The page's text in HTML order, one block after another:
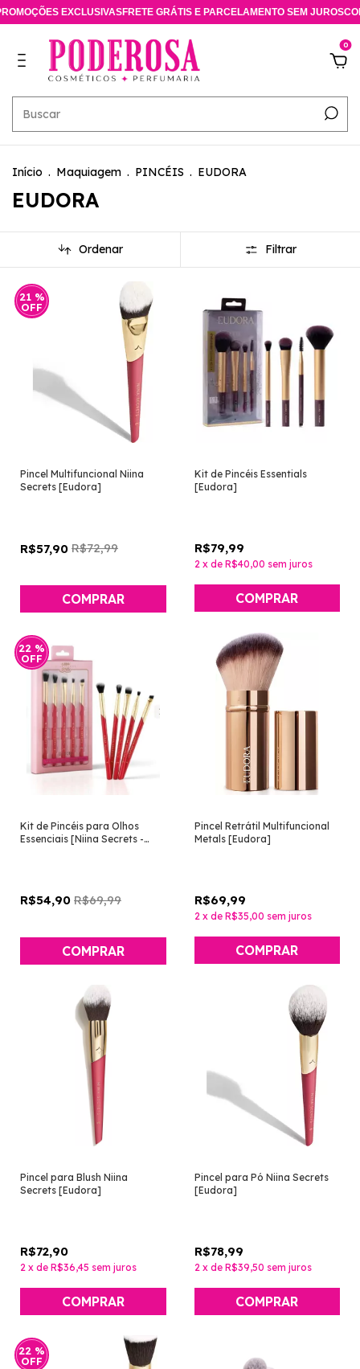
EXCLUSIVASFRETE GRÁTIS E PARCELAMENTO SEM JUROS
0
Início . Maquiagem . PINCÉIS . EUDORA
EUDORA
Ordenar Filtrar
21 %
OFF
Pincel Multifuncional Niina
Secrets [Eudora]
R$57,90 R$72,99
Kit de Pincéis Essentials
[Eudora]
R$79,99
2 x de R$40,00 sem juros
22 %
OFF
Kit de Pincéis para Olhos
Essenciais [Niina Secrets -
R$54,90 R$69,99
Pincel Retrátil Multifuncional
Metals [Eudora]
R$69,99
2 x de R$35,00 sem juros
Pincel para Blush Niina
Secrets [Eudora]
R$72,90
2 x de R$36,45 sem juros
Pincel para Pó Niina Secrets
[Eudora]
R$78,99
2 x de R$39,50 sem juros
22 %
OFF